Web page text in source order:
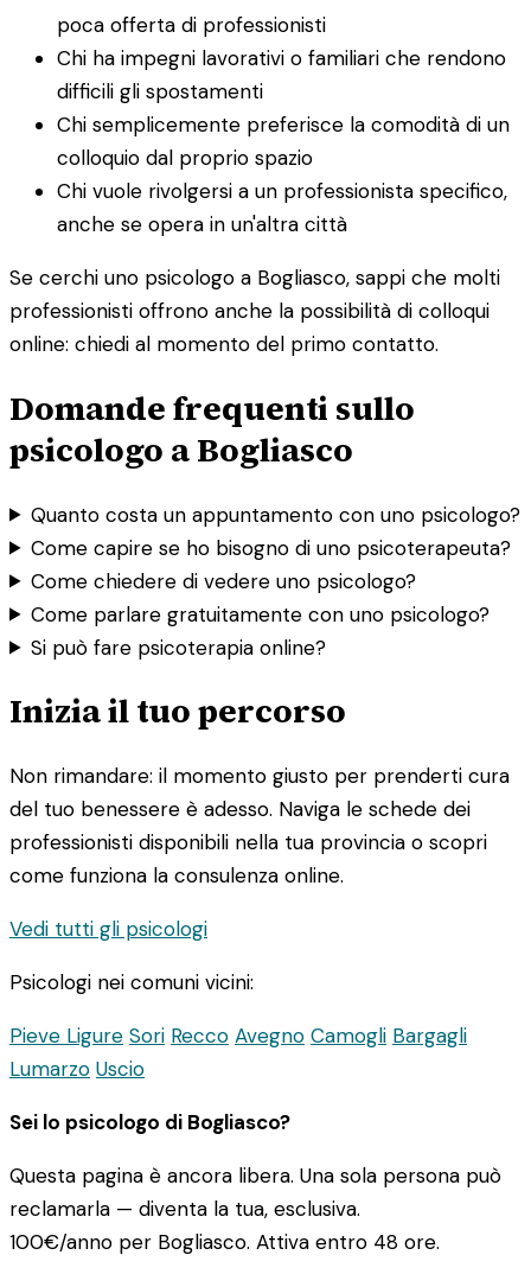
poca offerta di professionisti
Chi ha impegni lavorativi o familiari che rendono
difficili gli spostamenti
Chi semplicemente preferisce la comodità di un
colloquio dal proprio spazio
Chi vuole rivolgersi a un professionista specifico,
anche se opera in un'altra città
Se cerchi uno psicologo a Bogliasco, sappi che molti
professionisti offrono anche la possibilità di colloqui
online: chiedi al momento del primo contatto.
Domande frequenti sullo
psicologo a Bogliasco
Quanto costa un appuntamento con uno psicologo?
Come capire se ho bisogno di uno psicoterapeuta?
Come chiedere di vedere uno psicologo?
Come parlare gratuitamente con uno psicologo?
Si può fare psicoterapia online?
Inizia il tuo percorso
Non rimandare: il momento giusto per prenderti cura
del tuo benessere è adesso. Naviga le schede dei
professionisti disponibili nella tua provincia o scopri
come funziona la consulenza online.
Vedi tutti gli psicologi
Psicologi nei comuni vicini:
Pieve Ligure Sori Recco Avegno Camogli Bargagli
Lumarzo Uscio
Sei lo psicologo di Bogliasco?
Questa pagina è ancora libera. Una sola persona può
reclamarla — diventa la tua, esclusiva.
100€/anno per Bogliasco. Attiva entro 48 ore.